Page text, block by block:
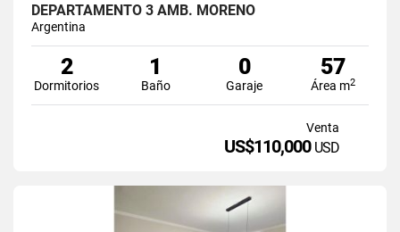
DEPARTAMENTO 3 AMB. MORENO
Argentina
2
Dormitorios
1
Baño
0
Garaje
57
Área m2
Venta
US$110,000 USD